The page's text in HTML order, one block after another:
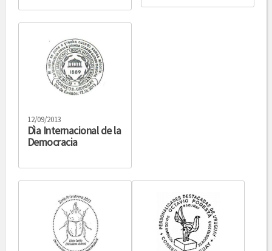
12/09/2013
Dìa Internacional de la
Democracia